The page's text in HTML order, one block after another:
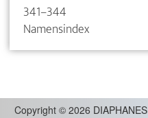
341–344
Namensindex
Copyright © 2026 DIAPHANES